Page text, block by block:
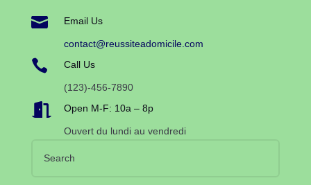
 Email Us
contact@reussiteadomicile.com
 Call Us
(123)-456-7890
 Open M-F: 10a – 8p
Ouvert du lundi au vendredi